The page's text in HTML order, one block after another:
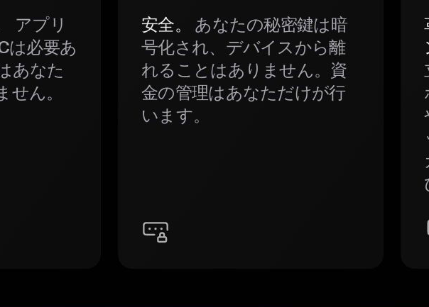
アプリ
は必要あ
あなた
ん。
安全。
あなたの秘密鍵は暗
号化され、デバイスから離
れることはありません。資
金の管理はあなただけが行
います。